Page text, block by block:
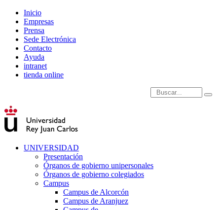
Inicio
Empresas
Prensa
Sede Electrónica
Contacto
Ayuda
intranet
tienda online
Introduce términos de
UNIVERSIDAD
Presentación
Órganos de gobierno unipersonales
Órganos de gobierno colegiados
Campus
Campus de Alcorcón
Campus de Aranjuez